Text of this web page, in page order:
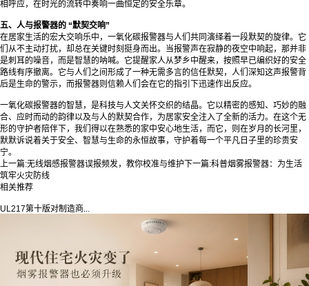
相呼应，在时光的流转中奏响一曲恒定的安全乐章。
五、人与报警器的 “默契交响”
在居家生活的宏大交响乐中，一氧化碳报警器与人们共同演绎着一段默契的旋律。它
们从不主动打扰，却总在关键时刻挺身而出。当报警声在寂静的夜空中响起，那并非
是刺耳的噪音，而是智慧的呐喊。它提醒家人从梦乡中醒来，按照早已编织好的安全
路线有序撤离。它与人们之间形成了一种无需多言的信任默契，人们深知这声报警背
后是生命的警示，而报警器则信赖人们会在它的指引下迅速作出反应。
一氧化碳报警器的智慧，是科技与人文关怀交织的结晶。它以精密的感知、巧妙的融
合、应时而动的韵律以及与人的默契合作，为居家安全注入了全新的活力。在这个无
形的守护者陪伴下，我们得以在熟悉的家中安心地生活，而它，则在岁月的长河里，
默默诉说着关于安全、智慧与生命的永恒故事，守护着每一个平凡日子里的珍贵安
宁。
上一篇:无线烟感报警器误报频发，教你校准与维护下一篇:科普烟雾报警器：为生活
筑牢火灾防线
相关推荐
UL217第十版对制造商...